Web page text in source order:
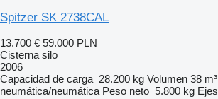
Spitzer SK 2738CAL
13.700 € 59.000 PLN
Cisterna silo
2006
Capacidad de carga 28.200 kg Volumen 38 m³
neumática/neumática Peso neto 5.800 kg Ejes